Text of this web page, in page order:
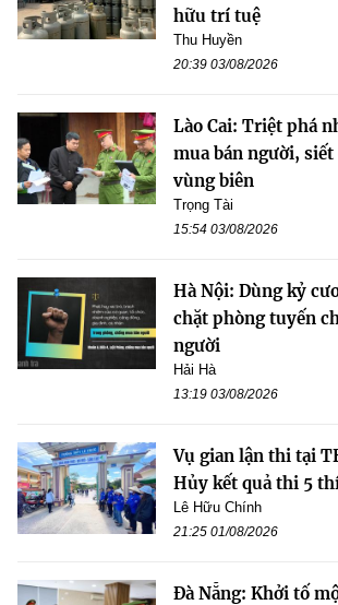
hữu trí tuệ
Thu Huyền
20:39 03/08/2026
Lào Cai: Triệt phá
mua bán người,
vùng biên
Trọng Tài
15:54 03/08/2026
Hà Nội: Dùng kỷ
chặt phòng tuyến
người
Hải Hà
13:19 03/08/2026
Vụ gian lận thi tại
Hủy kết quả thi 5
Lê Hữu Chính
21:25 01/08/2026
Đà Nẵng: Khởi tố